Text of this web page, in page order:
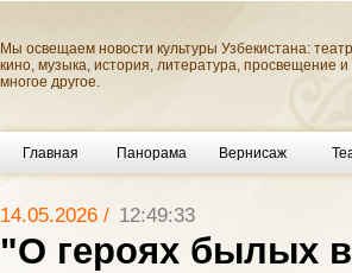
Мы освещаем новости культуры Узбекистана:
кино, музыка, история, литература, просвещение и
многое другое.
Главная Панорама Вернисаж
14.05.2026 / 12:49:33
"О героях былых